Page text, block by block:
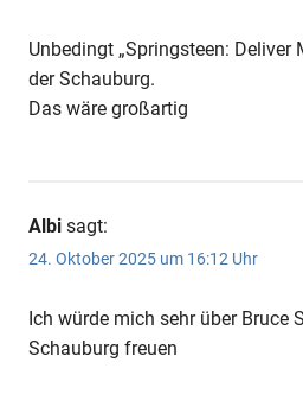
Unbedingt „Springsteen: Deliver
der Schauburg.
Das wäre großartig
Albi sagt:
24. Oktober 2025 um 16:12 Uhr
Ich würde mich sehr über Bruce
Schauburg freuen